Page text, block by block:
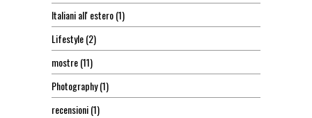
Italiani all' estero(1)
Lifestyle(2)
mostre(11)
Photography(1)
recensioni(1)